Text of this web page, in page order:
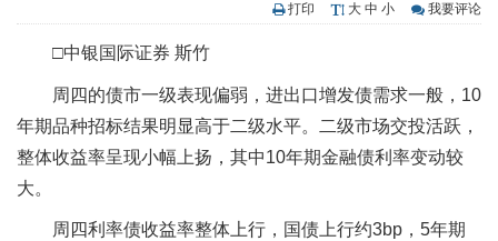
打印
大 中 小 我要评论
□中银国际证券 斯竹
周四的债市一级表现偏弱，进出口增发债需求一般，10
年期品种招标结果明显高于二级水平。二级市场交投活跃，
整体收益率呈现小幅上扬，其中10年期金融债利率变动较
大。
周四利率债收益率整体上行，国债上行约3bp，5年期